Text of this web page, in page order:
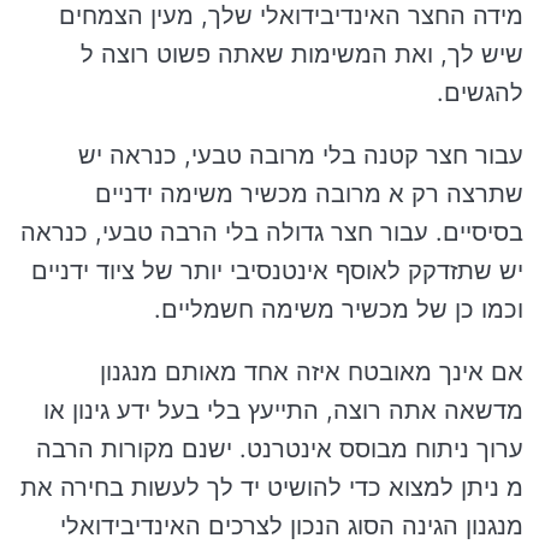
מידה החצר האינדיבידואלי שלך, מעין הצמחים
שיש לך, ואת המשימות שאתה פשוט רוצה ל
להגשים.
עבור חצר קטנה בלי מרובה טבעי, כנראה יש
שתרצה רק א מרובה מכשיר משימה ידניים
בסיסיים. עבור חצר גדולה בלי הרבה טבעי, כנראה
יש שתזדקק לאוסף אינטנסיבי יותר של ציוד ידניים
וכמו כן של מכשיר משימה חשמליים.
אם אינך מאובטח איזה אחד מאותם מנגנון
מדשאה אתה רוצה, התייעץ בלי בעל ידע גינון או
ערוך ניתוח מבוסס אינטרנט. ישנם מקורות הרבה
מ ניתן למצוא כדי להושיט יד לך לעשות בחירה את
מנגנון הגינה הסוג הנכון לצרכים האינדיבידואלי